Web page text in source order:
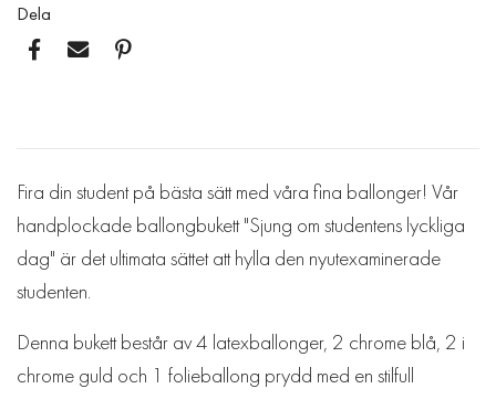
Dela
Fira din student på bästa sätt med våra fina ballonger! Vår
handplockade ballongbukett "Sjung om studentens lyckliga
dag" är det ultimata sättet att hylla den nyutexaminerade
studenten.
Denna bukett består av 4 latexballonger, 2 chrome blå, 2 i
chrome guld och 1 folieballong prydd med en stilfull